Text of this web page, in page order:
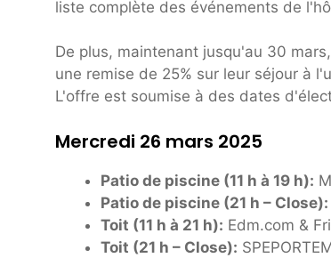
liste complète des événements de
De plus, maintenant jusqu'au 30
une remise de 25% sur leur séjour à
L'offre est soumise à des dates
Mercredi 26 mars 2025
Patio de piscine (11 h à 19 h):
Patio de piscine (21 h – Close):
Toit (11 h à 21 h): Edm.com &
Toit (21 h – Close):